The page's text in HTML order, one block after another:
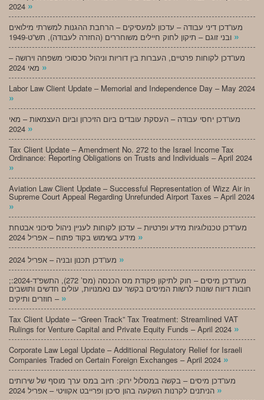
»
מעו”דכן דיני עבודה – עדכון למעסיקים – הרחבת ההגנות למשרתי מילואים
»
מעו”דכן לקוחות פרטיים, העברות בין דוריות וניהול סכסוכי משפחה וירושה –
»
Labor Law Client Update – Memorial and Independence Day – May 2024
»
מעו”דכן יחסי עבודה – העסקת עובדים ביום הזיכרון וביום העצמאות – מאי
»
Tax Client Update – Amendment No. 272 to the Israel Income Tax
Ordinance: Reporting Obligations on Trusts and Individuals – April 2024
»
Aviation Law Client Update – Successful Representation of Wizz Air in
Supreme Court Appeal Regarding Unrefunded Airport Taxes – April 2024
»
מעו”דכן טכנולוגיות מידע ופרטיות – עדכון לקוחות לעניין ניהול סיכוני אבטחת
»
»
;מעו”דכן מיסים – חוק לתיקון פקודת מס הכנסה (מס’ 272), התשפ”ד-2024:
חובות דיווח שונות לרשות המיסים בקשר עם נאמנויות, עולים חדשים ותושבים
חוזרים ותיקים – »
Tax Client Update – “Green Track” Tax Treatment: Streamlined VAT
Rulings for Venture Capital and Private Equity Funds – April 2024 »
Corporate Law Legal Update – Additional Regulatory Relief for Israeli
Companies Traded on Certain Foreign Exchanges – April 2024 »
מעו”דכן מיסים – בקשה במסלול ירוק: חיוב במס ערך מוסף של שירותים
»